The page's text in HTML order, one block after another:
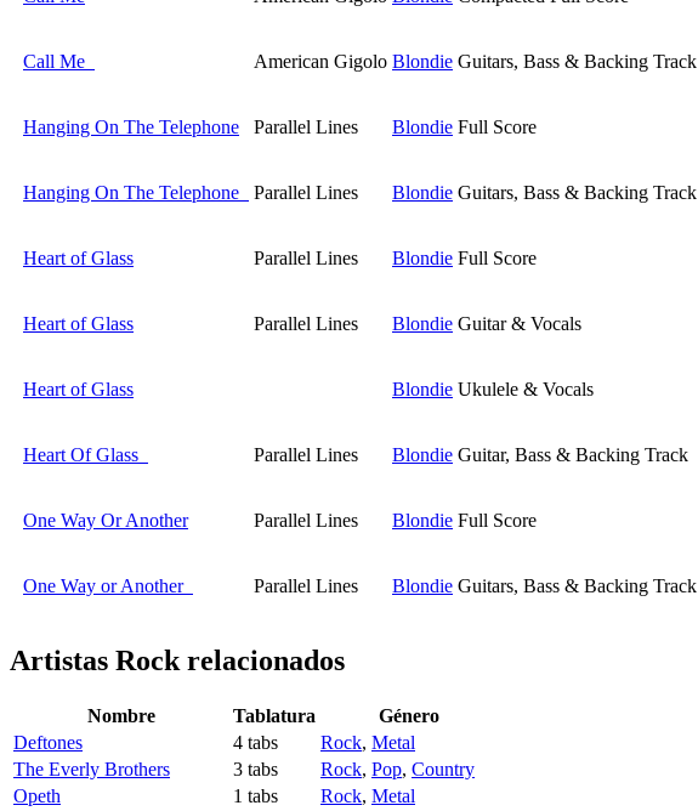
Call Me American Gigolo Blondie Guitars, Bass & Backing Track
Hanging On The Telephone Parallel Lines Blondie Full Score
Hanging On The Telephone Parallel Lines Blondie Guitars, Bass & Backing Track
Heart of Glass Parallel Lines Blondie Full Score
Heart of Glass Parallel Lines Blondie Guitar & Vocals
Heart of Glass Blondie Ukulele & Vocals
Heart Of Glass Parallel Lines Blondie Guitar, Bass & Backing Track
One Way Or Another Parallel Lines Blondie Full Score
One Way or Another Parallel Lines Blondie Guitars, Bass & Backing Track
Artistas Rockrelacionados
Nombre Tablatura
Género
Deftones
4 tabs Rock, Metal
The Everly Brothers
3 tabs Rock, Pop, Country
Opeth
1 tabs Rock, Metal